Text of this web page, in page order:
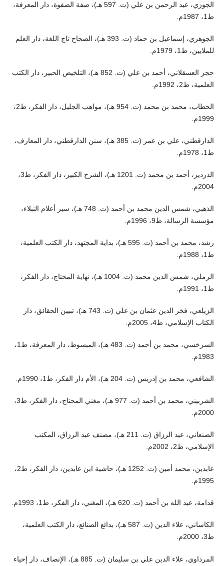
الجوزي، عبد الرحمن بن علي (ت. 597 هـ)، صفة الصفوة، دار المعرفة،
ط1، 1987م.
الجوهري، إسماعيل بن حماد (ت. 393 هـ)، الصحاح تاج اللغة، دار العلم
للملايين، ط1، 1979م.
حجر العسقلاني، أحمد بن علي (ت. 852 هـ)، التلخيص الحبير، دار الكتب
العلمية، ط2، 1992م.
الحطاب، محمد بن محمد (ت. 954 هـ)، مواهب الجليل، دار الفكر، ط2،
1999م.
الدارقطني، علي بن عمر (ت. 385 هـ)، سنن الدارقطني، دار المعارف،
ط1، 1978م.
الدردير، أحمد بن محمد (ت. 1201 هـ)، الشرح الكبير، دار الفكر، ط3،
2004م.
الذهبي، شمس الدين محمد بن أحمد (ت. 748 هـ)، سير أعلام النبلاء،
مؤسسة الرسالة، ط9، 1996م.
رشد، محمد بن أحمد (ت. 595 هـ)، بداية المجتهد، دار الكتب العلمية،
ط1، 1988م.
الرملي، شمس الدين محمد (ت. 1004 هـ)، نهاية المحتاج، دار الفكر،
ط1، 1991م.
الزيلعي، فخر الدين عثمان بن علي (ت. 743 هـ)، تبيين الحقائق، دار
الكتاب الإسلامي، ط4، 2005م.
السرخسي، محمد بن أحمد (ت. 483 هـ)، المبسوط، دار المعرفة، ط1،
1983م.
الشافعي، محمد بن إدريس (ت. 204 هـ)، الأم دار الفكر، ط1، 1990م.
الشربيني، محمد بن أحمد (ت. 977 هـ)، مغني المحتاج، دار الفكر، ط3،
2000م.
الصنعاني، عبد الرزاق (ت. 211 هـ)، مصنف عبد الرزاق، المكتب
الإسلامي، ط2، 2002م.
عابدين، محمد أمين (ت. 1252 هـ)، حاشية ابن عابدين، دار الفكر، ط2،
1995م.
قدامة، عبد الله بن أحمد (ت. 620 هـ)، المغني، دار الفكر، ط1، 1993م.
الكاساني، علاء الدين (ت. 587 هـ)، بدائع الصنائع، دار الكتب العلمية،
ط3، 2000م.
المرداوي، علاء الدين علي بن سليمان (ت. 885 هـ)، الإنصاف، دار إحياء